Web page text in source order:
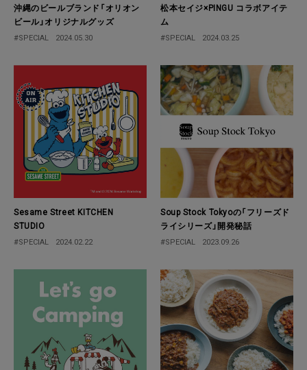
沖縄のビールブランド「オリオン
ビール」オリジナルグッズ
#SPECIAL 2024.05.30
松本セイジ×PINGU コラボアイテ
ム
#SPECIAL 2024.03.25
Sesame Street KITCHEN
STUDIO
#SPECIAL 2024.02.22
Soup Stock Tokyoの「フリーズド
ライシリーズ」開発秘話
#SPECIAL 2023.09.26